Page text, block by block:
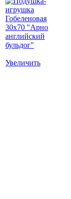
Увеличить